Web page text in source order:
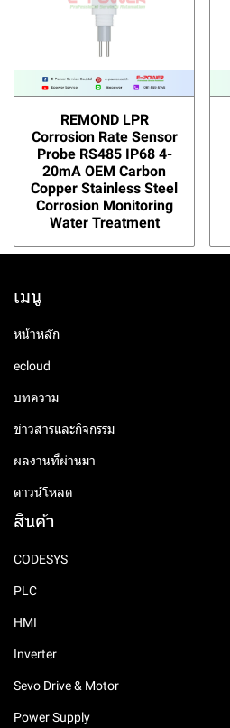
REMOND LPR
Corrosion Rate Sensor
Probe RS485 IP68 4-
20mA OEM Carbon
Copper Stainless Steel
Corrosion Monitoring
Water Treatment
เมนู
หน้าหลัก
ecloud
บทความ
ข่าวสารและกิจกรรม
ผลงานที่ผ่านมา
ดาวน์โหลด
สินค้า
CODESYS
PLC
HMI
Inverter
Sevo Drive & Motor
Power Supply